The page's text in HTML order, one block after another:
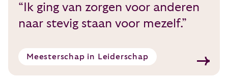
“Ik ging van zorgen voor anderen
naar stevig staan voor mezelf.”
Meesterschap in Leiderschap